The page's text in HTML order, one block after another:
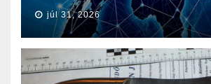
júl 31, 2026